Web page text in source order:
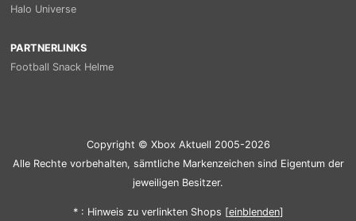
Halo Universe
PARTNERLINKS
Football Snack Helme
Copyright © Xbox Aktuell 2005-2026
Alle Rechte vorbehalten, sämtliche Markenzeichen sind Eigentum der
jeweiligen Besitzer.
* : Hinweis zu verlinkten Shops [einblenden]